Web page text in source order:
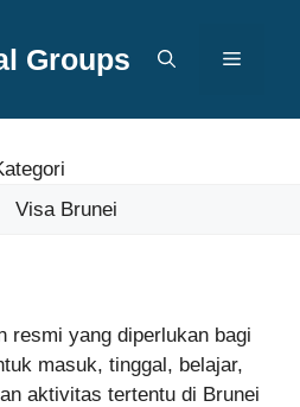
Groups Menu
resmi yang diperlukan bagi
masuk, tinggal, belajar,
aktivitas tertentu di Brunei